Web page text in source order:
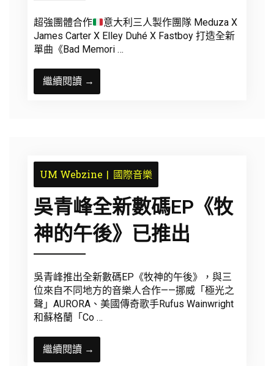
超強團體合作
意大利三人製作團隊 Meduza X
James Carter X Elley Duhé X Fastboy 打造全新
單曲《Bad Memori …
繼續閱讀 →
UM Webzine 國際音樂
吳青峰全新數碼EP《牧
神的午後》已推出
吳青峰推出全新數碼EP《牧神的午後》，與三
位來自不同地方的音樂人合作——挪威「極光之
聲」AURORA、美國傳奇歌手Rufus Wainwright
和蘇格蘭「Co …
繼續閱讀 →